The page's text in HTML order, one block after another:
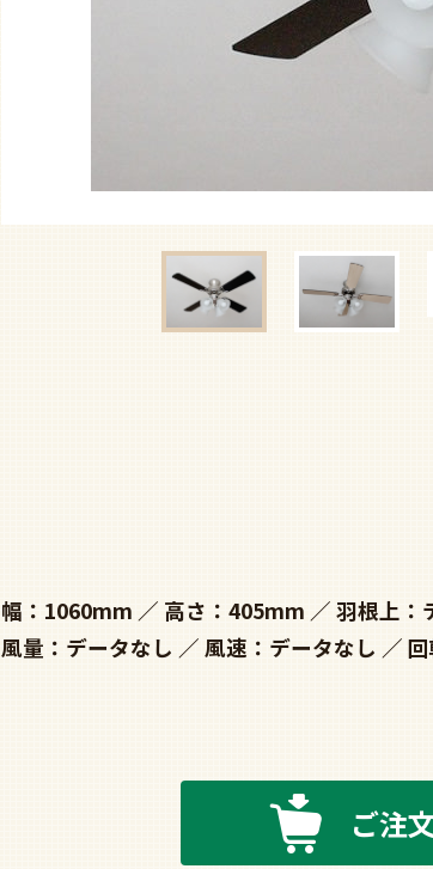
幅：1060mm 高さ：405mm 羽根上：
風量：データなし
風速：データなし
ご注